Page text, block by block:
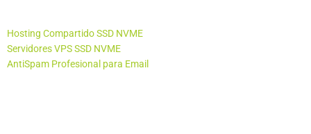
Hosting Compartido SSD NVME
Servidores VPS SSD NVME
AntiSpam Profesional para Email